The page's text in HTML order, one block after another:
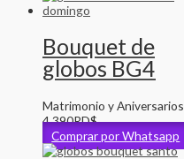
Bouquet de
globos BG4
Matrimonio y Aniversarios
4,390RD$
Comprar por Whatsapp